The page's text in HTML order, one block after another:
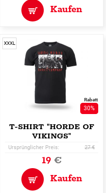
Kaufen
XXXL
Rabatt
30%
T-SHIRT "HORDE OF
VIKINGS"
Ursprünglicher Preis: 27 €
19€
Kaufen